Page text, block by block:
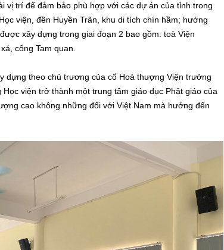
vị trí để đảm bảo phù hợp với các dự án của tỉnh trong
viện, đền Huyền Trân, khu di tích chín hầm; hướng
xây dựng trong giai đoạn 2 bao gồm: toà Viện
cổng Tam quan.
dựng theo chủ trương của cố Hoà thượng Viện trưởng
viện trở thành một trung tâm giáo dục Phật giáo của
cao không những đối với Việt Nam mà hướng đến